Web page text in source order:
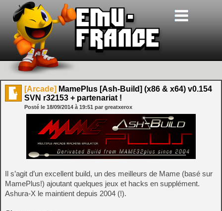
[Arcade] MamePlus [Ash-Build] (x86 & x64) v0.154
SVN r32153 + partenariat !
Posté le 18/09/2014 à 19:51 par greatxerox
Il s’agit d’un excellent build, un des meilleurs de Mame (basé sur
MamePlus!) ajoutant quelques jeux et hacks en supplément.
Ashura-X le maintient depuis 2004 (!).